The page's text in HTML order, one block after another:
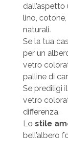
lino,
naturali.
Se la tua
per un
vetro
palline di
Se prediligi il
vetro
differenza.
Lo stile
bell’albero